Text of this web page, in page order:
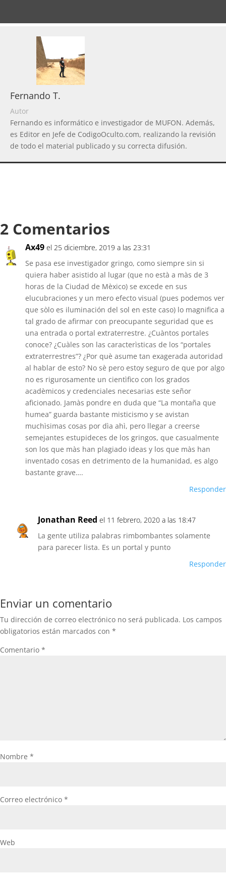
Fernando T.
Autor
Fernando es informático e investigador de MUFON. Además,
es Editor en Jefe de CodigoOculto.com, realizando la revisión
de todo el material publicado y su correcta difusión.
2 Comentarios
Ax49 el 25 diciembre, 2019 a las 23:31
Se pasa ese investigador gringo, como siempre sin si
quiera haber asistido al lugar (que no està a màs de 3
horas de la Ciudad de Mèxico) se excede en sus
elucubraciones y un mero efecto visual (pues podemos ver
que sòlo es iluminación del sol en este caso) lo magnifica a
tal grado de afirmar con preocupante seguridad que es
una entrada o portal extraterrestre. ¿Cuàntos portales
conoce? ¿Cuàles son las caracterìsticas de los “portales
extraterrestres”? ¿Por què asume tan exagerada autoridad
al hablar de esto? No sè pero estoy seguro de que por algo
no es rigurosamente un cientìfico con los grados
acadèmicos y credenciales necesarias este señor
aficionado. Jamàs pondre en duda que “La montaña que
humea” guarda bastante misticismo y se avistan
muchìsimas cosas por dìa ahì, pero llegar a creerse
semejantes estupideces de los gringos, que casualmente
son los que màs han plagiado ideas y los que màs han
inventado cosas en detrimento de la humanidad, es algo
bastante grave….
Responder
Jonathan Reed el 11 febrero, 2020 a las 18:47
La gente utiliza palabras rimbombantes solamente
para parecer lista. Es un portal y punto
Responder
Enviar un comentario
Tu dirección de correo electrónico no será publicada. Los campos
obligatorios están marcados con *
Comentario *
Nombre *
Correo electrónico *
Web